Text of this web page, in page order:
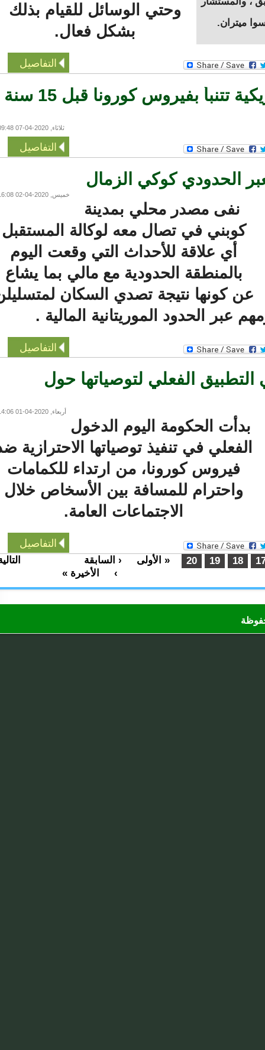
وحتي الوسائل للقيام بذلك
بشكل فعال.
التفاصيل
الاستخبارات الامريكية تتنبأ بفيروس كورونا قبل 15 سنة
ثلاثاء, 2020-04-07 09:48
التفاصيل
الحدودي كوكي الزمال
خميس, 2020-04-02 16:08
نفى مصدر محلي بمدينة
كوبني في تصال معه لوكالة المستقبل
أي علاقة للأحداث التي وقعت اليوم
بالمنطقة الحدودية مع مالي بما يشاع
كونها نتيجة تصدي السكان لمتسليلن
عبر الحدود الموريتانية المالية .
التفاصيل
الفعلي لتوصياتها حول
أربعاء, 2020-04-01 14:06
بدأت الحكومة اليوم الدخول
الفعلي في تنفيذ توصياتها الاحترازية ضد
فيروس كورونا، من ارتداء للكمامات
واحترام للمسافة بين الأسخاص خلال
الاجتماعات العامة.
التفاصيل
« الأولى ‹ السابقة
التالية
الأخيرة »